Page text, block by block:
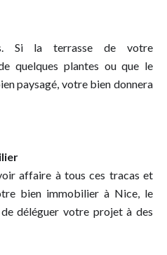
Si la terrasse de votre
quelques plantes ou que le
paysagé, votre bien donnera
affaire à tous ces tracas et
bien immobilier à Nice, le
déléguer votre projet à des